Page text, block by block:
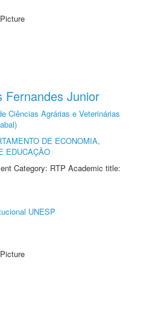
Fernandes Junior
Ciências Agrárias e Veterinárias
DE ECONOMIA,
EDUCAÇÃO
Category: RTP Academic title:
UNESP